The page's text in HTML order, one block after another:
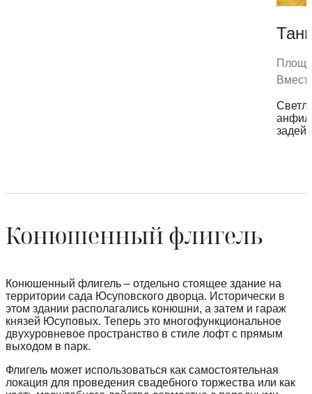
Конюшенный флигель
Конюшенный флигель – отдельно стоящее здание на
территории сада Юсуповского дворца. Исторически в
этом здании располагались конюшни, а затем и гараж
князей Юсуповых. Теперь это многофункциональное
двухуровневое пространство в стиле лофт с прямым
выходом в парк.
Флигель может использоваться как самостоятельная
локация для проведения свадебного торжества или как